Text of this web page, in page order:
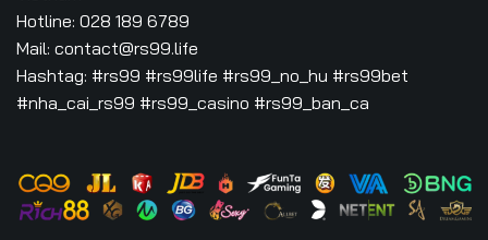
Hotline: 028 189 6789
Mail: contact@rs99.life
Hashtag: #rs99 #rs99life #rs99_no_hu #rs99bet
#nha_cai_rs99 #rs99_casino #rs99_ban_ca